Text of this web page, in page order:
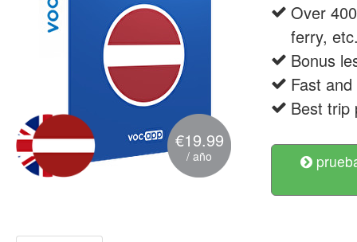
€19.99
/ año
Over
ferry,
Bonus
Fast
Best trip